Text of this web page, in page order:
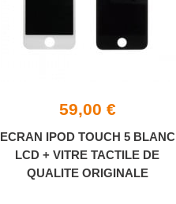
59,00 €
ECRAN IPOD TOUCH 5 BLANC
LCD + VITRE TACTILE DE
QUALITE ORIGINALE